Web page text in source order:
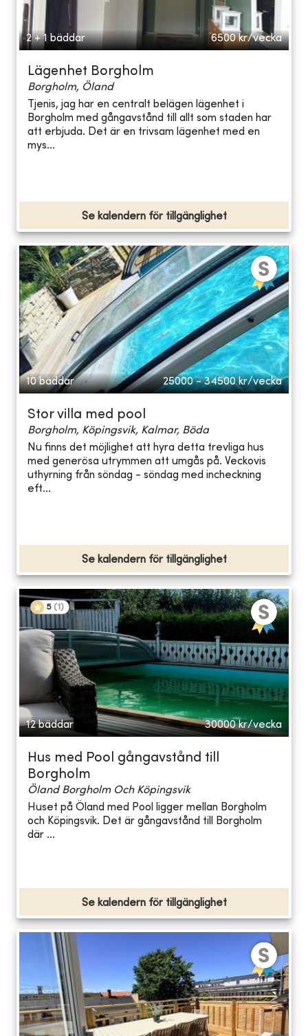
2 + 1 bäddar 6500 kr/vecka
Lägenhet Borgholm
Borgholm, Öland
Tjenis, jag har en centralt belägen lägenhet i
Borgholm med gångavstånd till allt som staden har
att erbjuda. Det är en trivsam lägenhet med en
mys...
Se kalendern för tillgänglighet
10 bäddar 25000 - 34500 kr/vecka
Stor villa med pool
Borgholm, Köpingsvik, Kalmar, Böda
Nu finns det möjlighet att hyra detta trevliga hus
med generösa utrymmen att umgås på. Veckovis
uthyrning från söndag - söndag med incheckning
eft...
Se kalendern för tillgänglighet
5 (1 )
12 bäddar 30000 kr/vecka
Hus med Pool gångavstånd till
Borgholm
Öland Borgholm Och Köpingsvik
Huset på Öland med Pool ligger mellan Borgholm
och Köpingsvik. Det är gångavstånd till Borgholm
där ...
Se kalendern för tillgänglighet